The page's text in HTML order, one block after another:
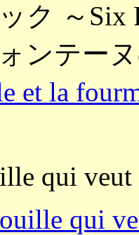
ク ～Six
ンテー
et la
qui veut
qui